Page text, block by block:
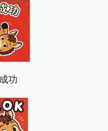
功